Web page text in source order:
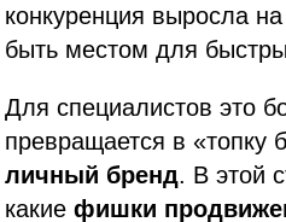
конкуренция выросла на
быть местом для
Для специалистов это
превращается в «топку
личный бренд. В этой
какие фишки